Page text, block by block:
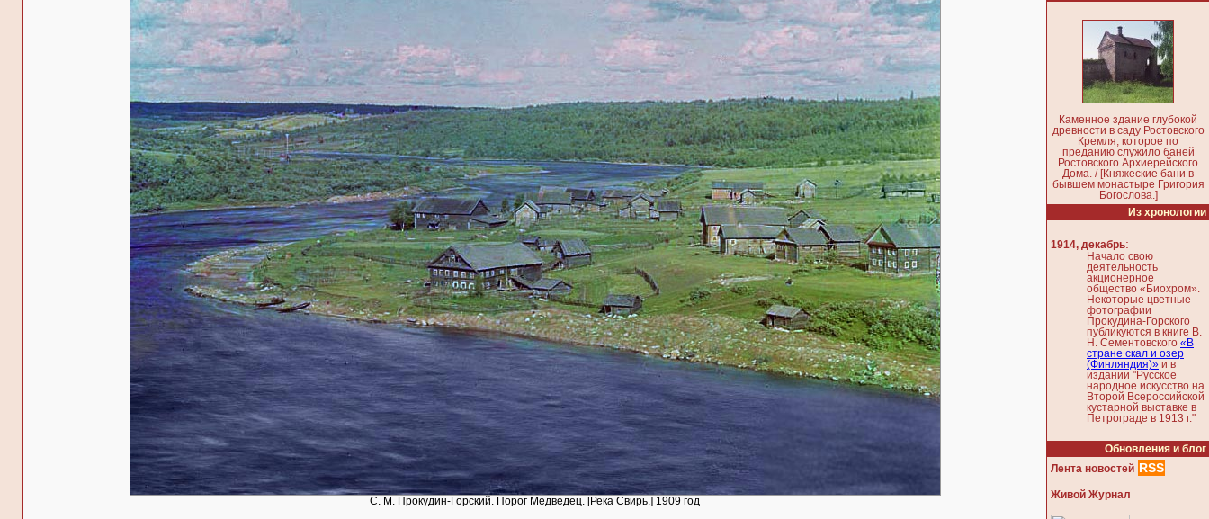
С. М. Прокудин-Горский. Порог Медведец. [Река Свирь.] 1909 год
Каменное здание глубокой
древности в саду Ростовского
Кремля, которое по
преданию служило баней
Ростовского Архиерейского
Дома. / [Княжеские бани в
бывшем монастыре Григория
Богослова.]
Из хронологии
1914, декабрь:
Начало свою
деятельность
акционерное
общество «Биохром».
Некоторые цветные
фотографии
Прокудина-Горского
публикуются в книге В.
Н. Сементовского «В
стране скал и озер
(Финляндия)» и в
издании "Русское
народное искусство на
Второй Всероссийской
кустарной выставке в
Петрограде в 1913 г."
Обновления и блог
Лента новостей RSS
Живой Журнал